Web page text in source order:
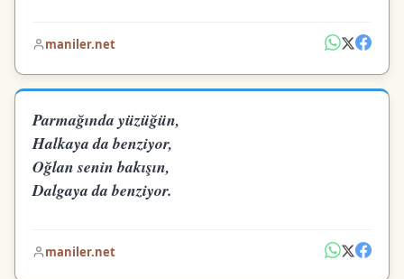
maniler.net
Parmağında yüzüğün,
Halkaya da benziyor,
Oğlan senin bakışın,
Dalgaya da benziyor.
maniler.net